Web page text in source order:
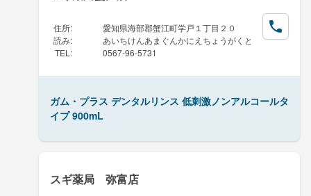
住所:
愛知県海部郡蟹江町学戸１丁目２０
読み:
あいちけんあまぐんかにえちょうがくと
TEL : 0567-96-5731
ガム・プラス デンタルリンス 低刺激ノンアルコールタ
イプ 900mL
スギ薬局 弥富店